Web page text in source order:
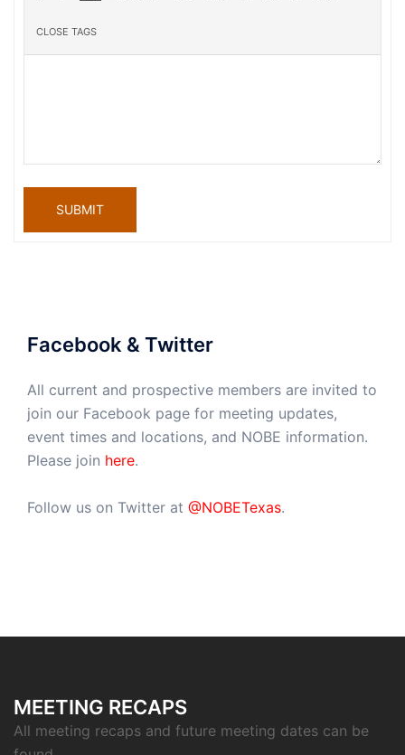
SUBMIT
Facebook & Twitter
All current and prospective members are invited to
join our Facebook page for meeting updates,
event times and locations, and NOBE information.
Please join here.
Follow us on Twitter at @NOBETexas.
MEETING RECAPS
All meeting recaps and future meeting dates can be